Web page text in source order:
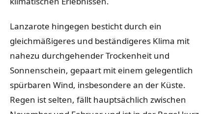
Lanzarote hingegen besticht durch ein
gleichmäßigeres und beständigeres Klima mit
nahezu durchgehender Trockenheit und
Sonnenschein, gepaart mit einem gelegentlich
spürbaren Wind, insbesondere an der Küste.
Regen ist selten, fällt hauptsächlich zwischen